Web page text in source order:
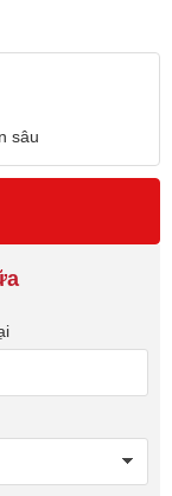
sâu